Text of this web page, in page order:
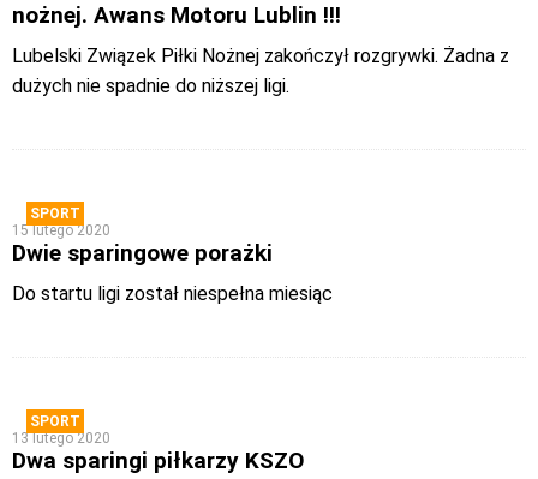
nożnej. Awans Motoru Lublin !!!
Lubelski Związek Piłki Nożnej zakończył rozgrywki. Żadna z
dużych nie spadnie do niższej ligi.
SPORT
15 lutego 2020
Dwie sparingowe porażki
Do startu ligi został niespełna miesiąc
SPORT
13 lutego 2020
Dwa sparingi piłkarzy KSZO